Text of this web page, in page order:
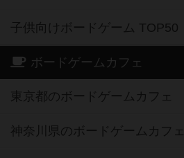
子供向けボードゲーム TOP50
ボードゲームカフェ
東京都のボードゲームカフェ
神奈川県のボードゲームカフェ